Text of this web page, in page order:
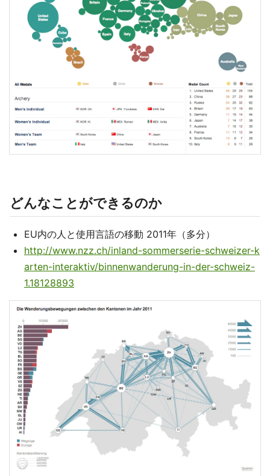
どんなことができるのか
EU内の人と使用言語の移動 2011年（多分）
http://www.nzz.ch/inland-sommerserie-schweizer-k
arten-interaktiv/binnenwanderung-in-der-schweiz-
1.18128893